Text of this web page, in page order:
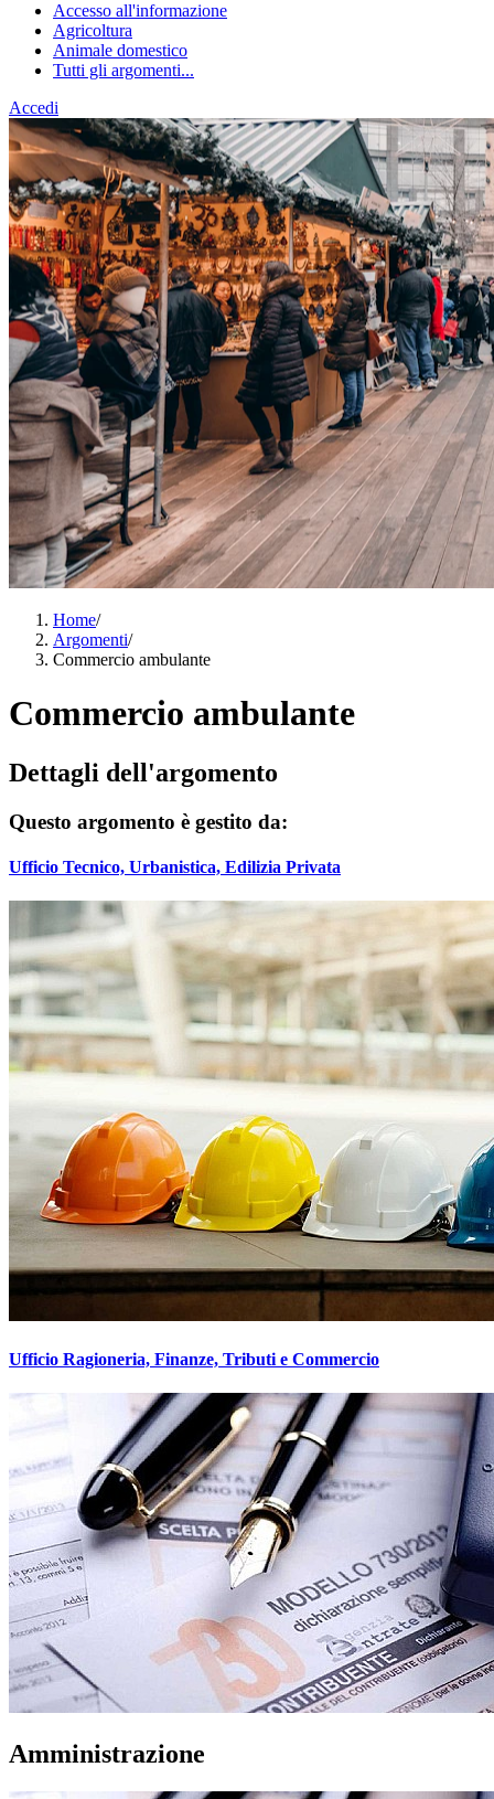
Accesso all'informazione
Agricoltura
Animale domestico
Tutti gli argomenti...
Accedi
Home/
Argomenti/
Commercio ambulante
Commercio ambulante
Dettagli dell'argomento
Questo argomento è gestito da:
Ufficio Tecnico, Urbanistica, Edilizia Privata
Ufficio Ragioneria, Finanze, Tributi e Commercio
Amministrazione